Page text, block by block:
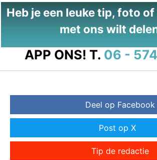
Heb je een leuke tip, foto
met ons wilt
APP ONS! T. 06 -
Deel op Facebook
Post op X
Tip de redactie